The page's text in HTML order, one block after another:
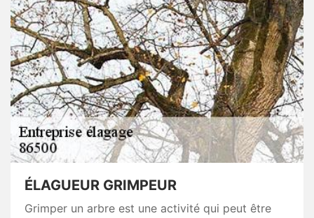
ÉLAGUEUR GRIMPEUR
Grimper un arbre est une activité qui peut être